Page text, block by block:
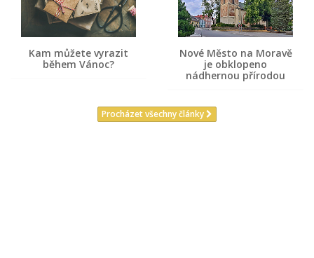
Kam můžete vyrazit
během Vánoc?
Nové Město na Moravě
je obklopeno
nádhernou přírodou
Procházet všechny články